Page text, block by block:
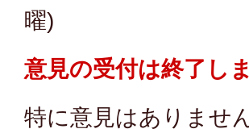
曜)
意見の受付は終了し
特に意見はありませ